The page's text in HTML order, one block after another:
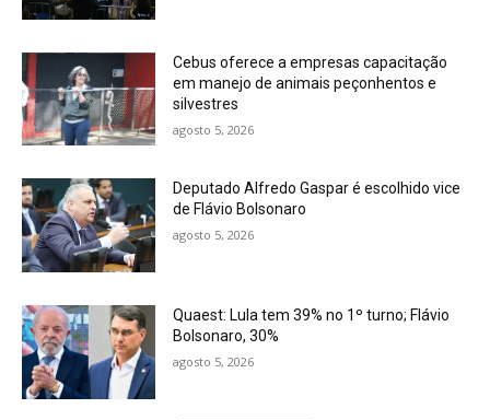
Cebus oferece a empresas capacitação
em manejo de animais peçonhentos e
silvestres
agosto 5, 2026
Deputado Alfredo Gaspar é escolhido vice
de Flávio Bolsonaro
agosto 5, 2026
Quaest: Lula tem 39% no 1º turno; Flávio
Bolsonaro, 30%
agosto 5, 2026